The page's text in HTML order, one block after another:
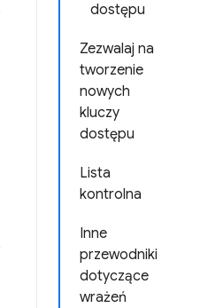
dostępu
Zezwalaj na
tworzenie
nowych
kluczy
dostępu
Lista
kontrolna
Inne
przewodniki
dotyczące
wrażeń